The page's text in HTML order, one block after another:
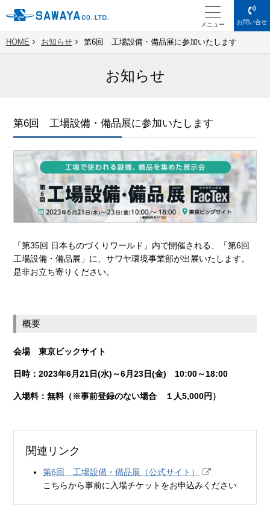
メニュー お問い合せ
HOME お知らせ 第6回 工場設備・備品展に参加いたします
お知らせ
第6回 工場設備・備品展に参加いたします
「第35回 日本ものづくりワールド」内で開催される、「第6回
工場設備・備品展」に、サワヤ環境事業部が出展いたします。
是非お立ち寄りください。
概要
会場 東京ビックサイト
日時：2023年6月21日(水)～6月23日(金) 10:00～18:00
入場料：無料（※事前登録のない場合 １人5,000円）
関連リンク
第6回 工場設備・備品展（公式サイト）
こちらから事前に入場チケットをお申込みください